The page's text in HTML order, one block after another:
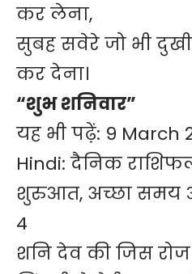
कर लेना,
सुबह सवेरे जो भी
कर देना।
“शुभ शनिवार”
यह भी पढ़ें: 9 March
Hindi: दैनिक
शुरुआत, अच्छा समय
4
शनि देव की जिस